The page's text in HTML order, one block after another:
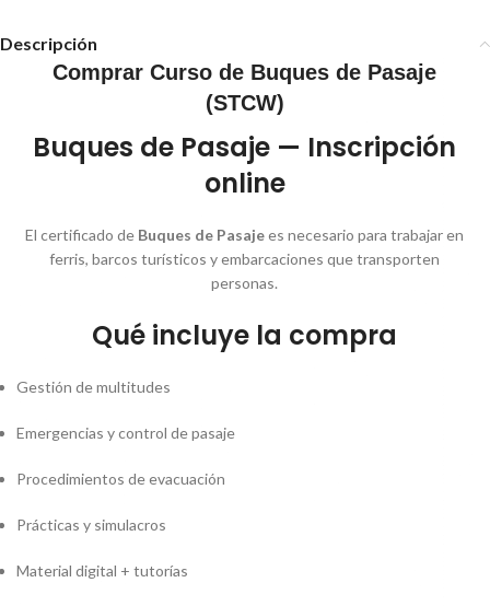
Descripción
Comprar Curso de Buques de Pasaje
(STCW)
Buques de Pasaje — Inscripción
online
El certificado de Buques de Pasajees necesario para trabajar en
ferris, barcos turísticos y embarcaciones que transporten
personas.
Qué incluye la compra
Gestión de multitudes
Emergencias y control de pasaje
Procedimientos de evacuación
Prácticas y simulacros
Material digital + tutorías